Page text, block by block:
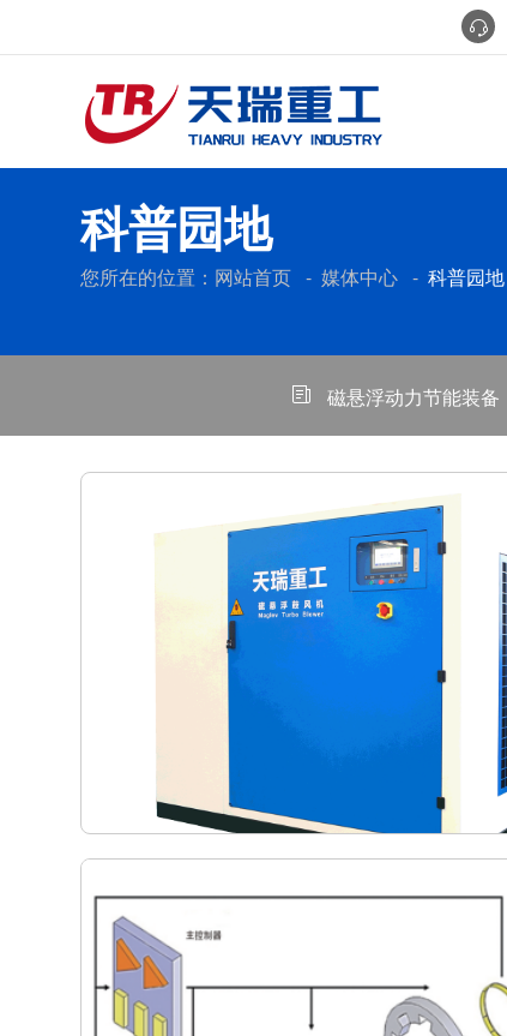
科普园地
您所在的位置： 网站首页 -媒体中心 -科普园地
磁悬浮动力节能装备